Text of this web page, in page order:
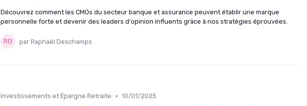
Découvrez comment les CMOs du secteur banque et assurance peuvent établir une marque
personnelle forte et devenir des leaders d'opinion influents grâce à nos stratégies éprouvées.
par Raphaël Deschamps
Investissements et Épargne Retraite • 10/01/2025